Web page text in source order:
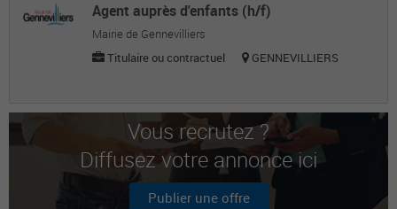
Mylène D.
Chargée d'etudes finances
Adjointe responsable service budget
David C.
Professeur / enseignant-chercheur
Agent auprès d'enfants (h/f)
Mairie de Gennevilliers
Titulaire ou contractuel
GENNEVILLIERS
Vous recrutez ?
Diffusez votre annonce ici
Publier une offre